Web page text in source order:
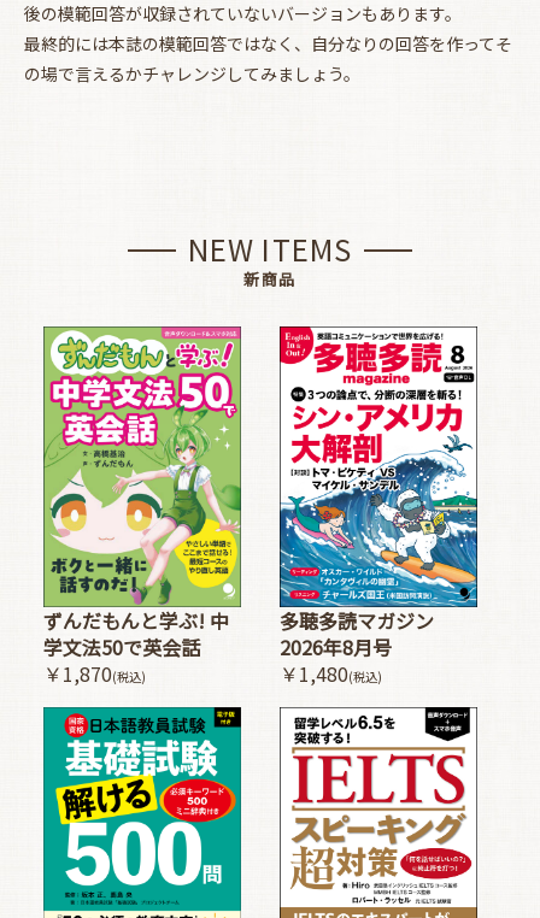
後の模範回答が収録されていないバージョンもあります。
最終的には本誌の模範回答ではなく、自分なりの回答を作ってそ
の場で言えるかチャレンジしてみましょう。
NEW ITEMS
新商品
ずんだもんと学ぶ! 中
学文法50で英会話
￥1,870(税込)
多聴多読マガジン
2026年8月号
￥1,480(税込)